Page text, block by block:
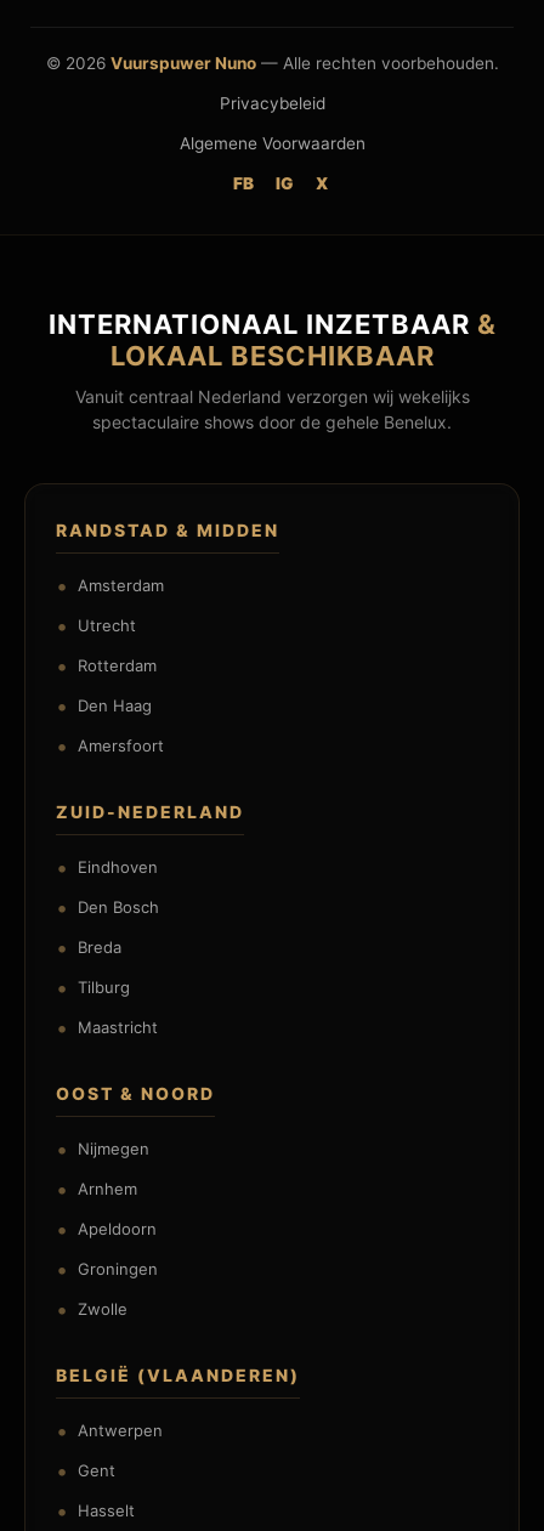
© 2026 Vuurspuwer Nuno— Alle rechten voorbehouden.
Privacybeleid
Algemene Voorwaarden
FB IG X
INTERNATIONAAL INZETBAAR &
LOKAAL BESCHIKBAAR
Vanuit centraal Nederland verzorgen wij wekelijks
spectaculaire shows door de gehele Benelux.
RANDSTAD & MIDDEN
Amsterdam
Utrecht
Rotterdam
Den Haag
Amersfoort
ZUID-NEDERLAND
Eindhoven
Den Bosch
Breda
Tilburg
Maastricht
OOST & NOORD
Nijmegen
Arnhem
Apeldoorn
Groningen
Zwolle
BELGIË (VLAANDEREN)
Antwerpen
Gent
Hasselt